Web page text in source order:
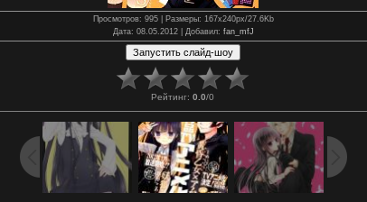
Просмотров: 995 | Размеры: 167x240px/27.6Kb
Дата: 08.05.2012 | Добавил: fan_mfJ
Рейтинг: 0.0/0